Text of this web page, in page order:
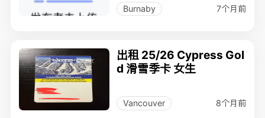
Burnaby 7个月前
出租 25/26 Cypress Gol
d 滑雪季卡 女生
Vancouver 8个月前